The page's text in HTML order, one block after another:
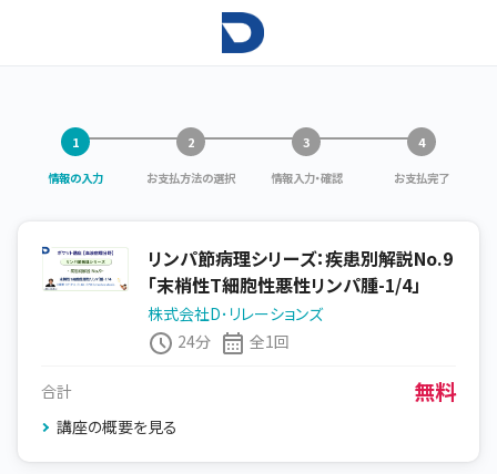
情報の入力 お支払方法の選択 情報入力・確認 お支払完了
リンパ節病理シリーズ：疾患別解説No.9
「末梢性T細胞性悪性リンパ腫-1/4」
株式会社D･リレーションズ
24分
全1回
合計 無料
講座の概要を見る